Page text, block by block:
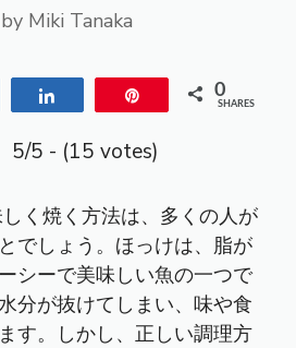
by Miki Tanaka
0
SHARES
5/5 - (15 votes)
く焼く方法は、多くの人が
でしょう。ほっけは、脂が
シーで美味しい魚の一つで
分が抜けてしまい、味や食
す。しかし、正しい調理方